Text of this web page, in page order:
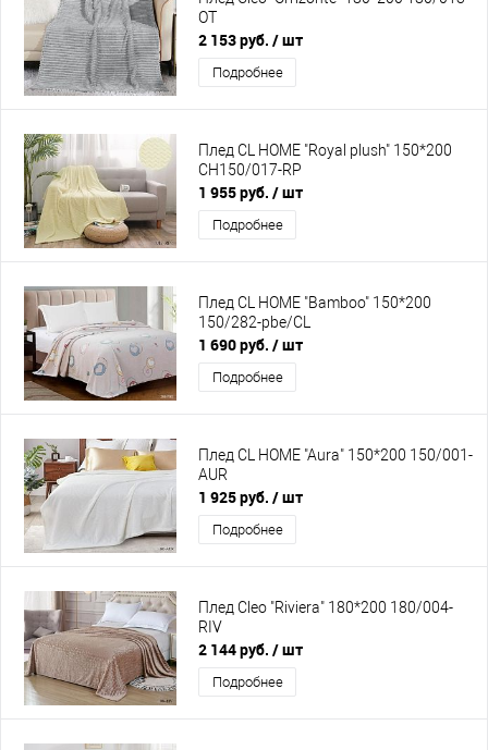
OT
2 153 руб. / шт
Подробнее
Плед CL HOME "Royal plush" 150*200
CH150/017-RP
1 955 руб. / шт
Подробнее
Плед CL HOME "Bamboo" 150*200
150/282-pbe/CL
1 690 руб. / шт
Подробнее
Плед CL HOME "Aura" 150*200 150/001-
AUR
1 925 руб. / шт
Подробнее
Плед Cleo "Riviera" 180*200 180/004-
RIV
2 144 руб. / шт
Подробнее